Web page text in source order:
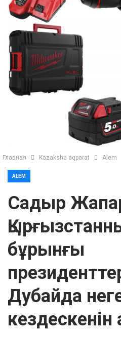
Главная Kazaksha aqparat Alem
ALEM
Садыр
бұрынғы
Дубайда